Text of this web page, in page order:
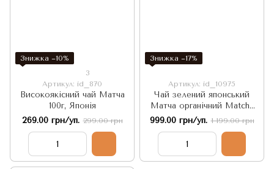
Знижка −10%
3
Артикул: id_870
Високоякісний чай Матча
100г, Японія
269.00 грн/уп. 299.00 грн
Знижка −17%
Артикул: id_10975
Чай зелений японський
Матча органічний Matcha
Village AAAAAS Sai Jade
50г
999.00 грн/уп. 1 199.00 грн